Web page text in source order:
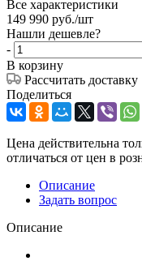
Все характеристики
149 990 руб./шт
Нашли дешевле?
-
В корзину
Рассчитать доставку
Поделиться
Цена действительна
отличаться от цен в
Описание
Задать вопрос
Описание